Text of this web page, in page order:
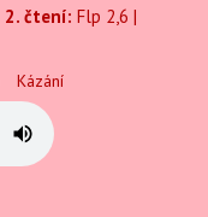
2. čtení: Flp 2,6 |
Kázání